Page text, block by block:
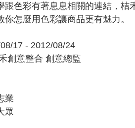
跟色彩有著息息相關的連結，桔
怎麼用色彩讓商品更有魅力。
17 - 2012/08/24
創意整合 創意總監
業
眾